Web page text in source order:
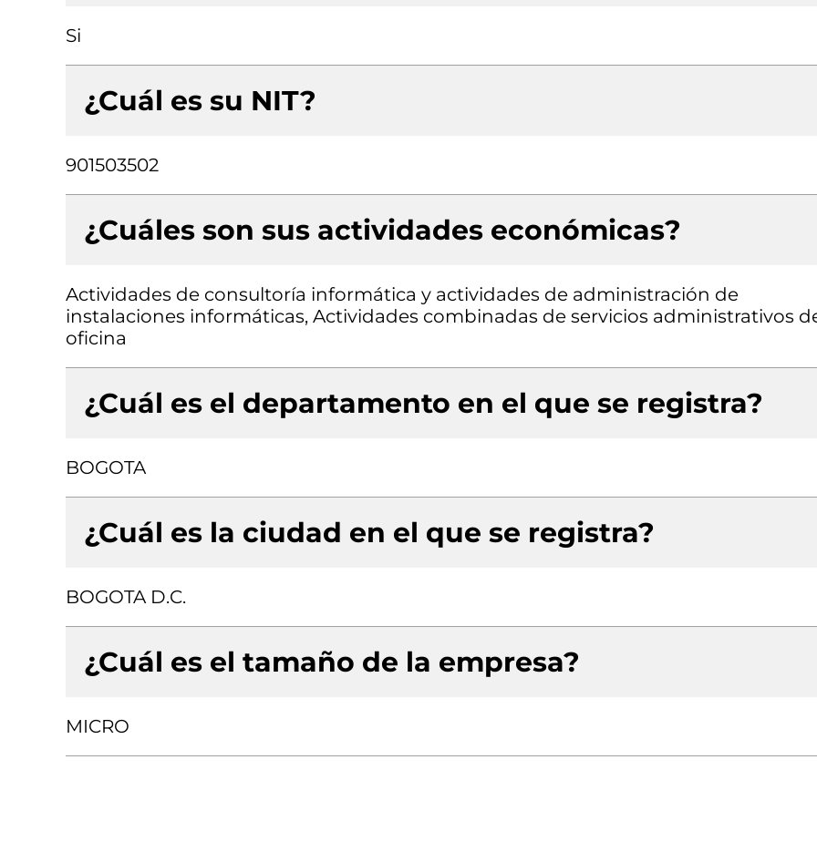
Si
¿Cuál es su NIT?
901503502
¿Cuáles son sus actividades económicas?
Actividades de consultoría informática y actividades de administración de
instalaciones informáticas, Actividades combinadas de servicios administrativos
oficina
¿Cuál es el departamento en el que se registra?
BOGOTA
¿Cuál es la ciudad en el que se registra?
BOGOTA D.C.
¿Cuál es el tamaño de la empresa?
MICRO